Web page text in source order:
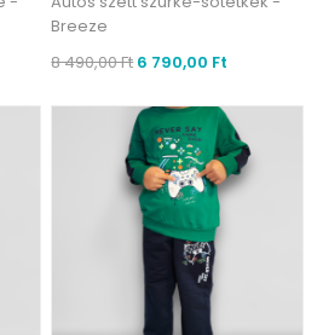
Breeze
8 490,00 Ft6 790,00 Ft